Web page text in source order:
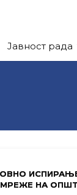
Јавност рада
НА